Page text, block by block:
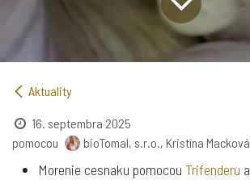
Aktuality
16. septembra 2025
pomocou
bioTomal, s.r.o., Kristína Macková
Morenie cesnaku pomocou Trifenderu a